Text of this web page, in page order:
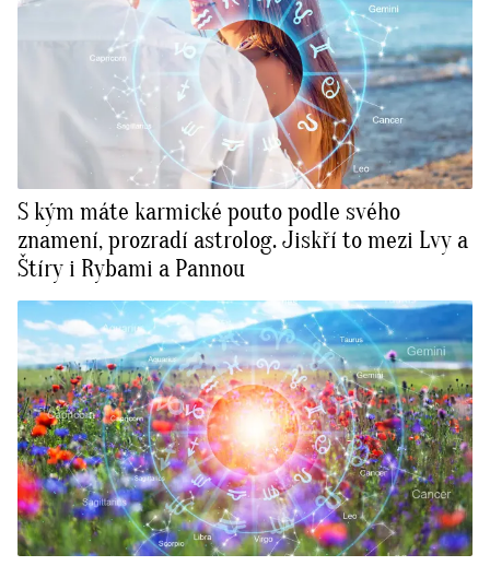
S kým máte karmické pouto podle svého
znamení, prozradí astrolog. Jiskří to mezi Lvy a
Štíry i Rybami a Pannou